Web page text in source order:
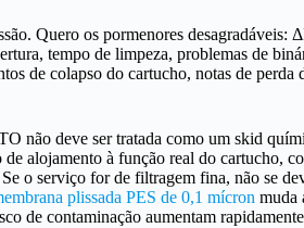
Quero os pormenores desagradáveis:
tempo de limpeza, problemas de
de colapso do cartucho, notas de perda
não deve ser tratada como um skid
alojamento à função real do cartucho,
Se o serviço for de filtragem fina, não se
plissada PES de 0,1 mícron muda
de contaminação aumentam